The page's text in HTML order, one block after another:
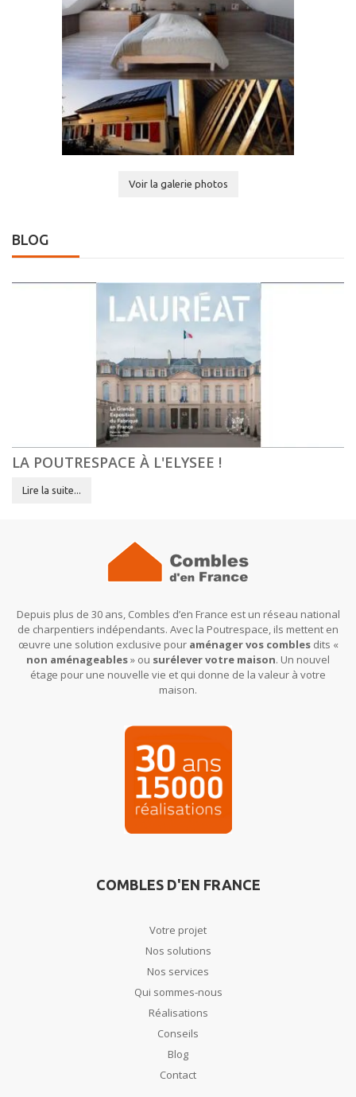
Voir la galerie photos
BLOG
LA POUTRESPACE À L'ELYSEE !
Lire la suite...
Depuis plus de 30 ans, Combles d’en France est un réseau national
de charpentiers indépendants. Avec la Poutrespace, ils mettent en
œuvre une solution exclusive pour aménager vos comblesdits «
non aménageables» ou surélever votre maison. Un nouvel
étage pour une nouvelle vie et qui donne de la valeur à votre
maison.
COMBLES D'EN FRANCE
Votre projet
Nos solutions
Nos services
Qui sommes-nous
Réalisations
Conseils
Blog
Contact